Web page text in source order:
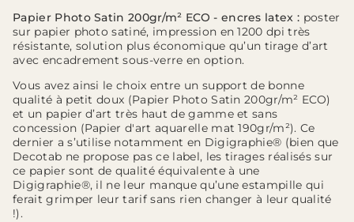
Papier Photo Satin 200gr/m² ECO - encres latex : poster
sur papier photo satiné, impression en 1200 dpi très
résistante, solution plus économique qu’un tirage d’art
avec encadrement sous-verre en option.
Vous avez ainsi le choix entre un support de bonne
qualité à petit doux (Papier Photo Satin 200gr/m² ECO)
et un papier d’art très haut de gamme et sans
concession (Papier d'art aquarelle mat 190gr/m²). Ce
dernier a s’utilise notamment en Digigraphie® (bien que
Decotab ne propose pas ce label, les tirages réalisés sur
ce papier sont de qualité équivalente à une
Digigraphie®, il ne leur manque qu’une estampille qui
ferait grimper leur tarif sans rien changer à leur qualité
!).